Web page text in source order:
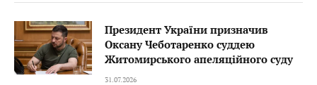
Президент України призначив
Оксану Чеботаренко суддею
Житомирського апеляційного суду
31.07.2026